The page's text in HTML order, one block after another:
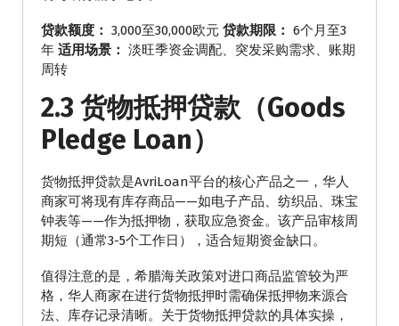
贷款额度： 3,000至30,000欧元 贷款期限： 6个月至3
年 适用场景： 淡旺季资金调配、突发采购需求、账期
周转
2.3 货物抵押贷款（Goods
Pledge Loan）
货物抵押贷款是AvriLoan平台的核心产品之一，华人
商家可将现有库存商品——如电子产品、纺织品、珠宝
钟表等——作为抵押物，获取应急资金。该产品审核周
期短（通常3-5个工作日），适合短期资金缺口。
值得注意的是，希腊海关政策对进口商品监管较为严
格，华人商家在进行货物抵押时需确保抵押物来源合
法、库存记录清晰。关于货物抵押贷款的具体实操，